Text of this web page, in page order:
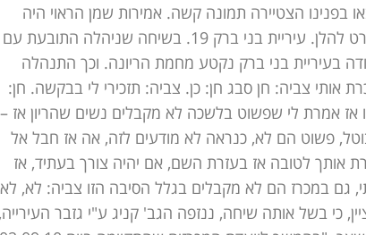
כי מהראיות שהובאו בפנינו הצטיירה תמונה קשה. אמירות שמן הראוי היה
שיעברו מן העולם זה מכבר, נאמרו לתובעת בריש גלי, והכל כמפורט להלן. עיריית בני ברק 19. בשיחה שניהלה התובעת עם
בעיריית בני ברק נקטע מחמת הריונה. וכך התנהלה
אותי צביה: חן סבג חן: כן. צביה: תזכירי לי בבקשה. חן:
אז אמרת לי שפשוט בלשכה לא מקבלים נשים שהריון אז –
פשוט הם לא, כנראה לא מודעים לזה, אה אז חבל אל
אותך לטובה אז בעזרת השם, אם יהיה צורך בעתיד, אז
גם במכרז הם לא מקבלים בגלל הסיבה הזו צביה: לא,
חן: הבנתי,. . . " 20. לא מן המותר לציין, כי בשל אותה שיחה, ננזפה הגב' קניג ע"י גזבר